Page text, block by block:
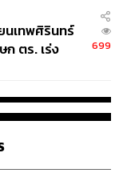
ป็นรายสุดท้ายที่
2.857% จากเจต
สร้างผู้บริหาร
อกลงทุนใน Aura
and Wellness
Global Demand,
นเทพศิรินทร์
ตร. เร่ง
699